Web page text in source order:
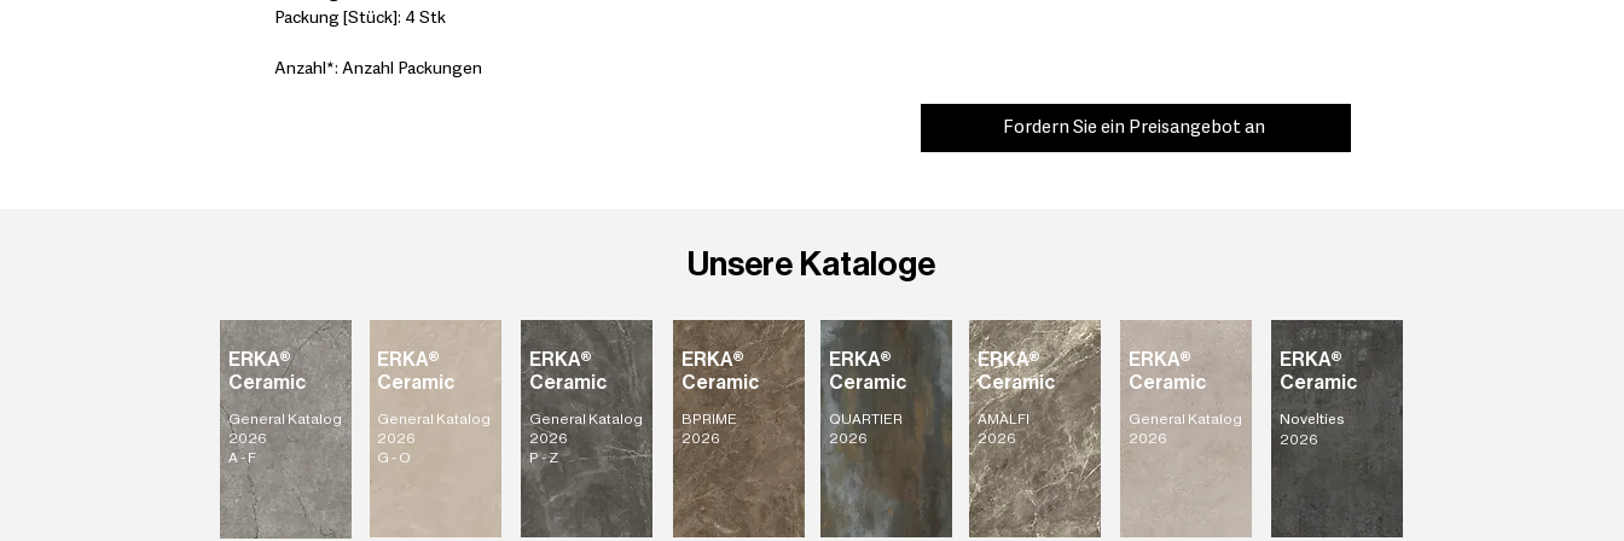
Packung [Stück]: 4 Stk
Anzahl*: Anzahl Packungen
Fordern Sie ein Preisangebot an
Unsere Kataloge
ERKA®
Ceramic
General Katalog
2026
G - O
ERKA®
Ceramic
General Katalog
2026
A - F
ERKA®
Ceramic
General Katalog
2026
P - Z
ERKA®
Ceramic
AMALFI
2026
ERKA®
Ceramic
QUARTIER
2026
ERKA®
Ceramic
BPRIME
2026
ERKA®
Ceramic
General Katalog
2026
ERKA®
Ceramic
Novelties
2026